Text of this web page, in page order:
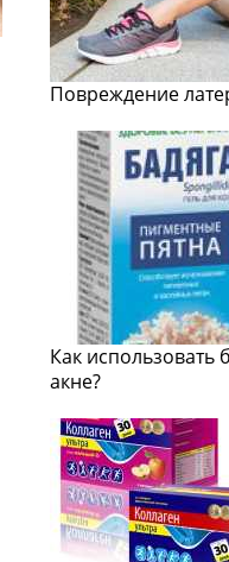
Повреждение
Как использовать
акне?